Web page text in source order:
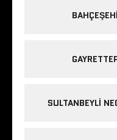
SULTANBEYLI